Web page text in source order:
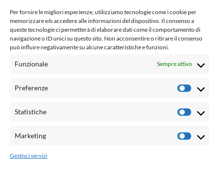
Per fornire le migliori esperienze, utilizziamo tecnologie come i cookie per
memorizzare e/o accedere alle informazioni del dispositivo. Il consenso a
queste tecnologie ci permetterà di elaborare dati come il comportamento di
navigazione o ID unici su questo sito. Non acconsentire o ritirare il consenso
può influire negativamente su alcune caratteristiche e funzioni.
Funzionale Sempre attivo
Preferenze
Statistiche
Marketing
Gestisci servizi
www.laletteraturaenoi.it
fondato da Romano Luperini
Questo blog non rappresenta una testata giornalistica in
quanto viene aggiornato senza alcuna periodicità. Non può
legge n° 62 del 7.03.2001. L'autore non è responsabile per
email: